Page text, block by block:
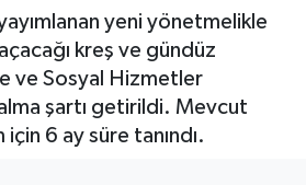
yeni yönetmelikle
kreş ve gündüz
ve Sosyal Hizmetler
alma şartı getirildi. Mevcut
6 ay süre tanındı.